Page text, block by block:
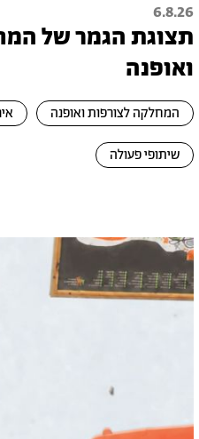
6.8.26
תצוגת הגמר של
ואופנה
המחלקה לצורפות ואופנה
שיתופי פעולה